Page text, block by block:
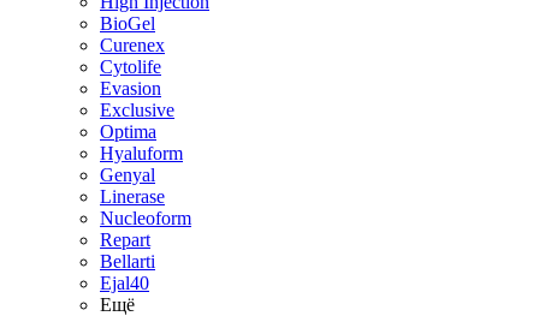
BioGel
Curenex
Cytolife
Evasion
Exclusive
Optima
Hyaluform
Genyal
Linerase
Nucleoform
Repart
Bellarti
Ejal40
Ещё